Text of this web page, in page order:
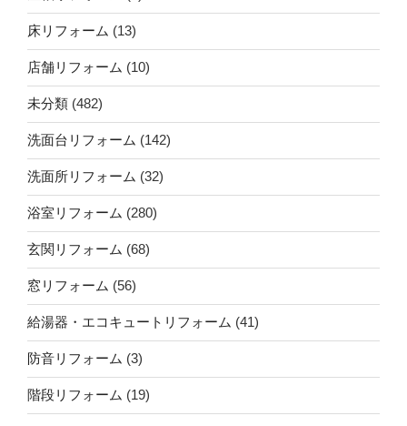
床リフォーム (13)
店舗リフォーム (10)
未分類 (482)
洗面台リフォーム (142)
洗面所リフォーム (32)
浴室リフォーム (280)
玄関リフォーム (68)
窓リフォーム (56)
給湯器・エコキュートリフォーム (41)
防音リフォーム (3)
階段リフォーム (19)